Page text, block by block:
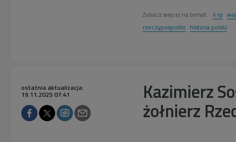
Zobacz więcej na temat: ii rp
rzeczypospolite historia polski
Kazimierz
żołnierz
ostatnia aktualizacja:
19.11.2025 07:41